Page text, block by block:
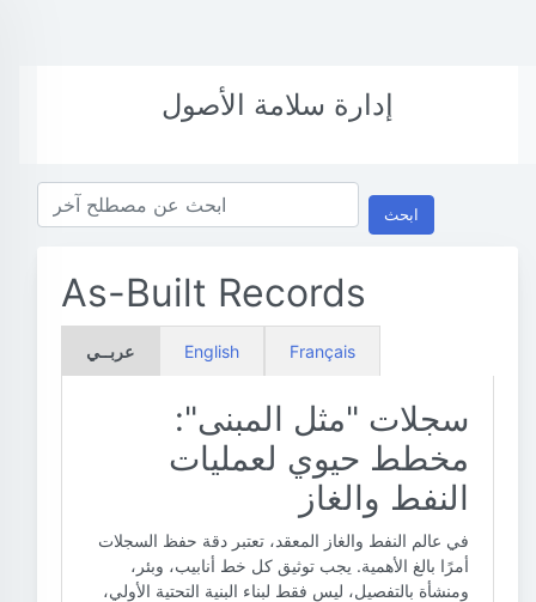
إدارة سلامة الأصول
ابحث
As-Built Records
عربــي English Français
سجلات "مثل المبنى":
مخطط حيوي لعمليات
النفط والغاز
في عالم النفط والغاز المعقد، تعتبر دقة حفظ السجلات
أمرًا بالغ الأهمية. يجب توثيق كل خط أنابيب، وبئر،
ومنشأة بالتفصيل، ليس فقط لبناء البنية التحتية الأولي،